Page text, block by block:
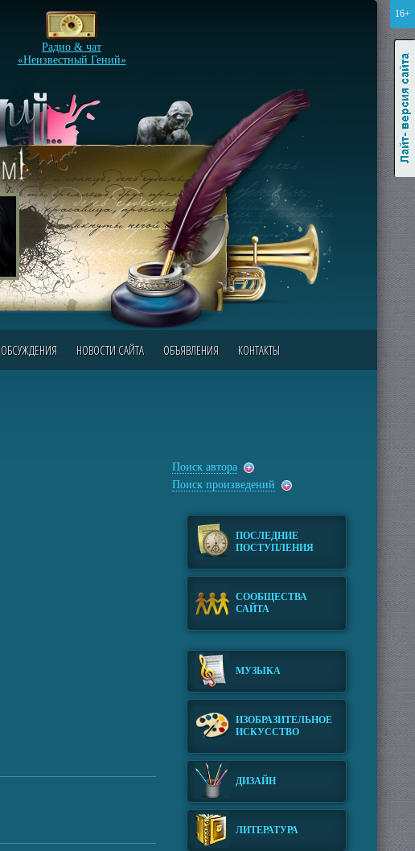
16+
Радио & чат
«Неизвестный Гений»
ОБСУЖДЕНИЯ НОВОСТИ САЙТА ОБЪЯВЛЕНИЯ КОНТАКТЫ
Поиск автора
Поиск произведений
ПОСЛЕДНИЕ
ПОСТУПЛЕНИЯ
СООБЩЕСТВА
САЙТА
МУЗЫКА
ИЗОБРАЗИТЕЛЬНОЕ
ИСКУССТВО
ДИЗАЙН
ЛИТЕРАТУРА